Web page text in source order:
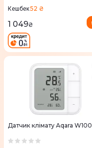
Кешбек52 ₴
1 049₴
Датчик клімату Aqara W100